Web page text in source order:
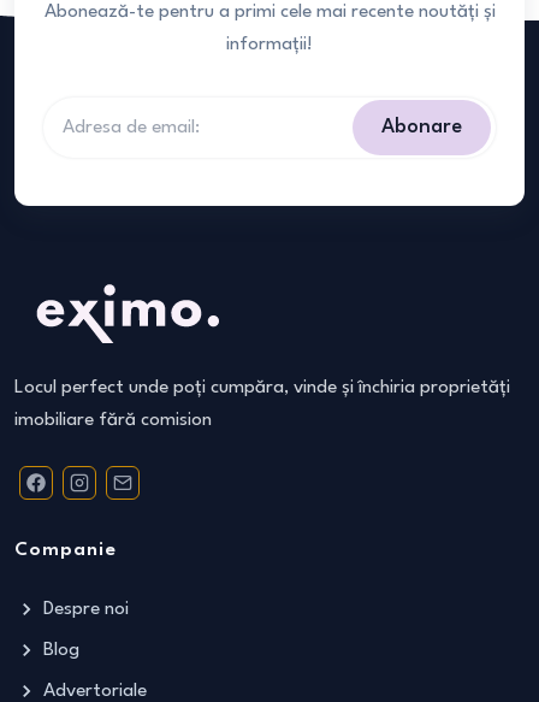
Abonează-te pentru a primi cele mai recente noutăți și
informații!
Abonare
Locul perfect unde poți cumpăra, vinde și închiria proprietăți
imobiliare fără comision
Companie
Despre noi
Blog
Advertoriale